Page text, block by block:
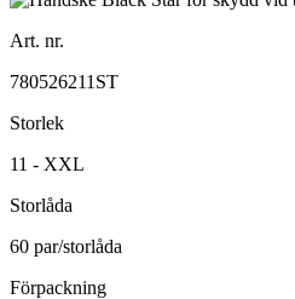
Art. nr.
780526211ST
Storlek
11 - XXL
Storlåda
60 par/storlåda
Förpackning